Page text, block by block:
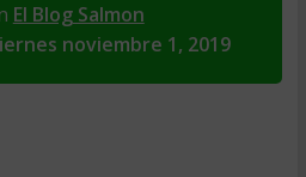
El Blog Salmon
noviembre 1, 2019